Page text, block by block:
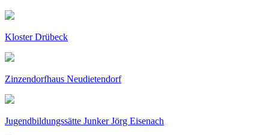
Kloster Drübeck
Zinzendorfhaus Neudietendorf
Jugendbildungssätte Junker Jörg Eisenach